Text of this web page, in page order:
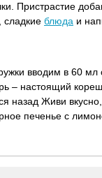
Пристрастие
сладкие блюда и
вводим в 60 мл
– настоящий
назад Живи
печенье с